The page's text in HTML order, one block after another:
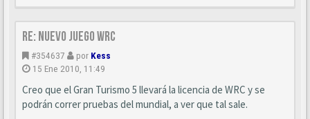
Re: Nuevo juego WRC
#354637 por Kess
15 Ene 2010, 11:49
Creo que el Gran Turismo 5 llevará la licencia de WRC y se
podrán correr pruebas del mundial, a ver que tal sale.